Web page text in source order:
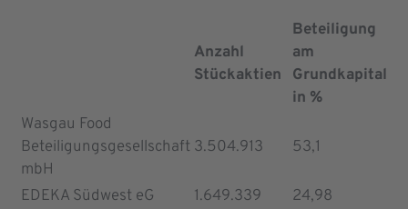
Anzahl
Stückaktien
Beteiligung
am
Grundkapital
in %
Wasgau Food
Beteiligungsgesellschaft
mbH
3.504.913 53,1
EDEKA Südwest eG 1.649.339
24,98